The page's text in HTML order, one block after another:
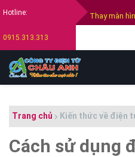
Hotline:
0915.313.313
Thay màn
Bán tivi cũ tại
Thu mua
Trang chủ Kiến thức về điện
Cách sử dụng